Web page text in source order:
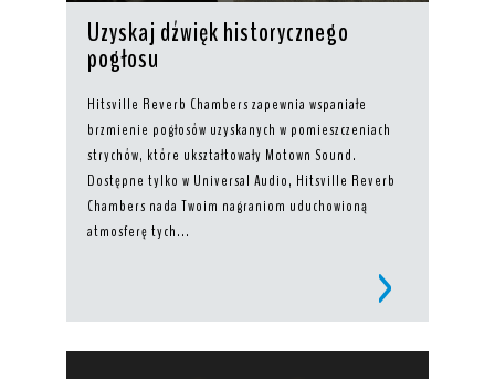
Uzyskaj dźwięk historycznego
pogłosu
Hitsville Reverb Chambers zapewnia wspaniałe
brzmienie pogłosów uzyskanych w pomieszczeniach
strychów, które ukształtowały Motown Sound.
Dostępne tylko w Universal Audio, Hitsville Reverb
Chambers nada Twoim nagraniom uduchowioną
atmosferę tych...